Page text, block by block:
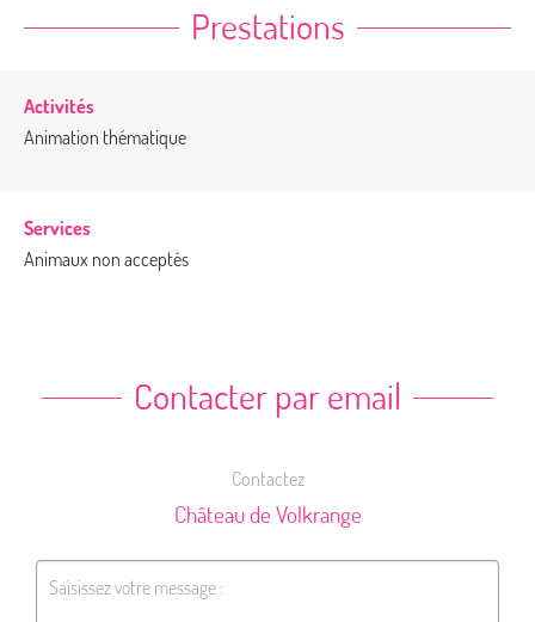
Prestations
Activités
Animation thématique
Services
Animaux non acceptés
Contacter par email
Contactez
Château de Volkrange